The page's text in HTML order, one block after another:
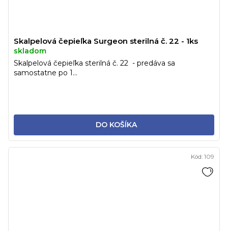
Skalpelová čepieľka Surgeon sterilná č. 22 - 1ks
skladom
DO KOŠÍKA
Skalpelová čepieľka sterilná č. 22 - predáva sa
samostatne po 1...
Kód: 109